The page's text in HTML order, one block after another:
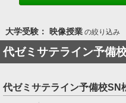
大学受験： 映像授業の絞り込み
代ゼミサテライン予備
代ゼミサテライン予備校SN